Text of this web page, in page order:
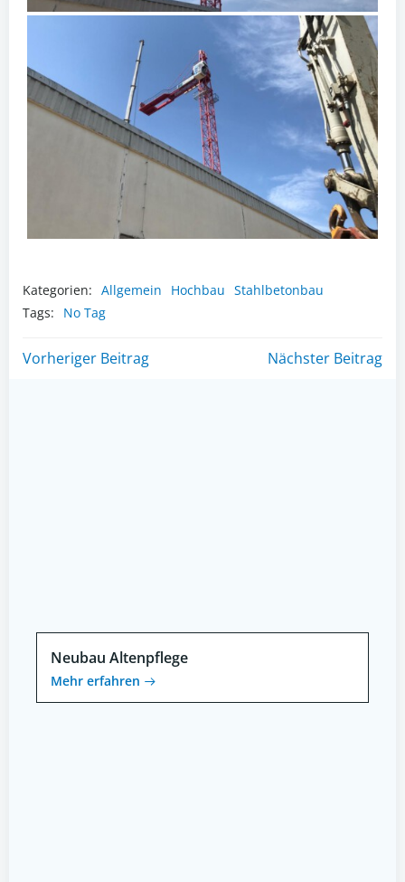
Kategorien: Allgemein Hochbau Stahlbetonbau
Tags:
No Tag
Post
Vorheriger Beitrag
PostNächster Beitrag
Neubau Altenpflege
Mehr erfahren